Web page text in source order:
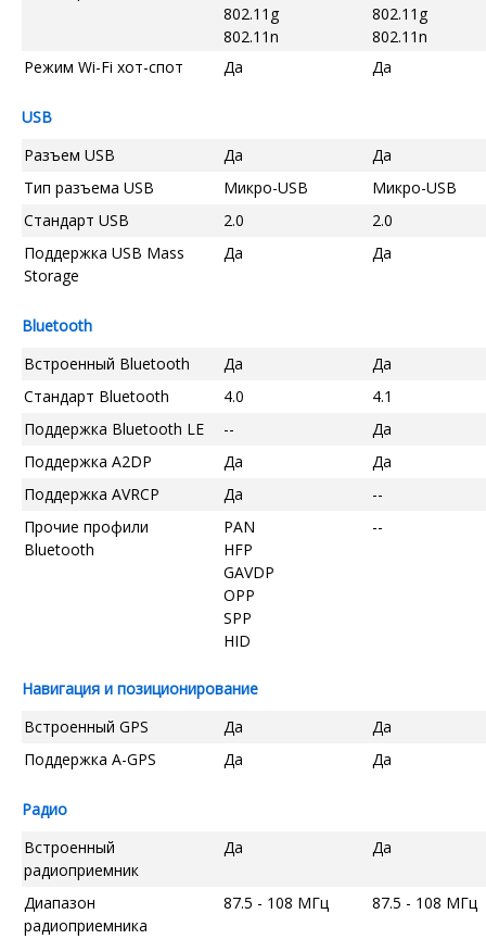
802.11g
802.11n
802.11g
802.11n
Режим Wi-Fi хот-спот
Да Да
USB
Разъем USB
Да
Да
Тип разъема USB
Микро-USB
Микро-USB
Стандарт USB
2.0
2.0
Поддержка USB Mass
Storage
Да Да
Bluetooth
Встроенный Bluetooth
Да
Да
Стандарт Bluetooth
4.0
4.1
Поддержка Bluetooth LE
--
Да
Поддержка A2DP
Да
Да
Поддержка AVRCP
Да
--
Прочие профили
Bluetooth
PAN
HFP
GAVDP
OPP
SPP
HID
--
Навигация и позиционирование
Встроенный GPS
Да
Да
Поддержка A-GPS
Да Да
Радио
Встроенный
радиоприемник
Да Да
Диапазон
радиоприемника
87.5 - 108 МГц 87.5 - 108 МГц